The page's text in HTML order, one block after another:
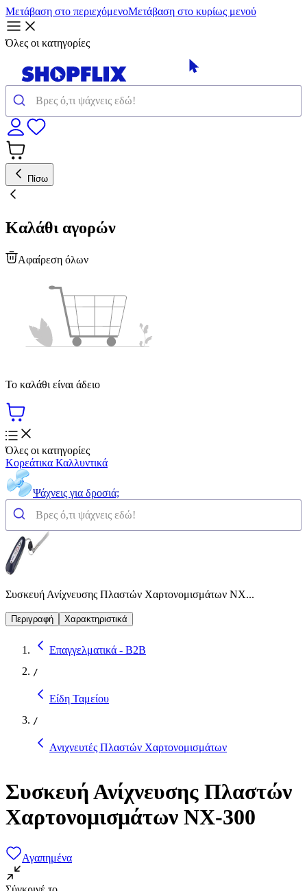
Μετάβαση στο περιεχόμενοΜετάβαση στο κυρίως μενού
Όλες οι κατηγορίες
Πίσω
Καλάθι αγορών
Αφαίρεση όλων
Το καλάθι είναι άδειο
Όλες οι κατηγορίες
Κορεάτικα Καλλυντικά
Ψάχνεις για δροσιά;
Συσκευή Ανίχνευσης Πλαστών Χαρτονομισμάτων ΝΧ...
Περιγραφή Χαρακτηριστικά
Επαγγελματικά - B2B
/
Είδη Ταμείου
/
Ανιχνευτές Πλαστών Χαρτονομισμάτων
Συσκευή Ανίχνευσης Πλαστών
Χαρτονομισμάτων ΝΧ-300
Αγαπημένα